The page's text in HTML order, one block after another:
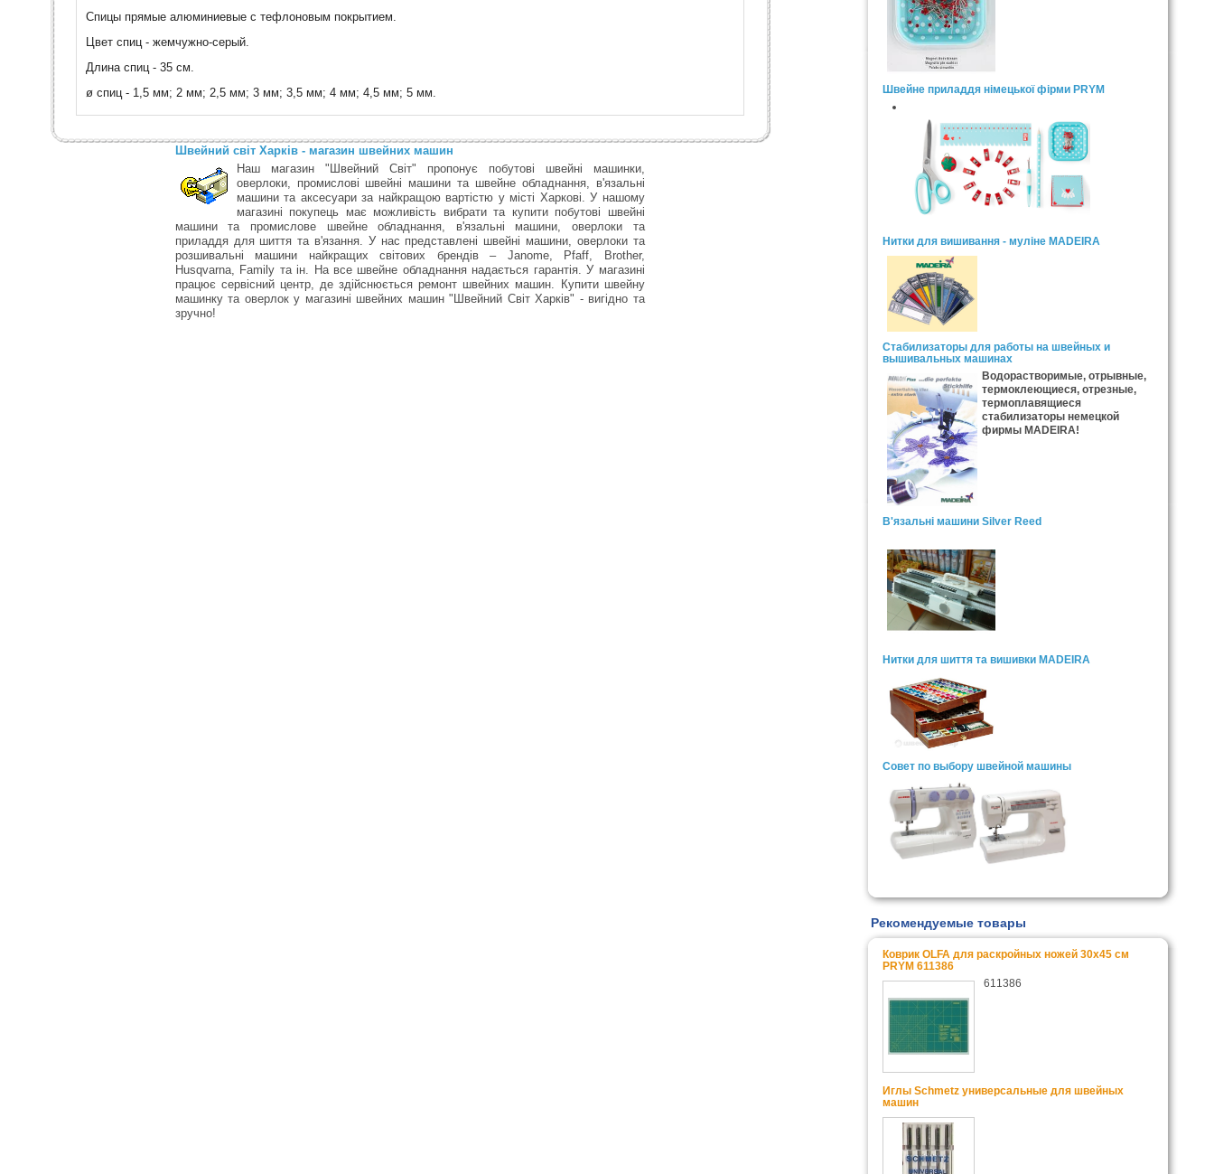
Спицы прямые алюминиевые с тефлоновым покрытием.
Цвет спиц - жемчужно-серый.
Длина спиц - 35 см.
ø спиц - 1,5 мм; 2 мм; 2,5 мм; 3 мм; 3,5 мм; 4 мм; 4,5 мм; 5 мм.
Швейний світ Харків - магазин швейних машин
Наш магазин "Швейний Світ" пропонує побутові швейні машинки,
оверлоки, промислові швейні машини та швейне обладнання, в'язальні
машини та аксесуари за найкращою вартістю у місті Харкові. У нашому
магазині покупець має можливість вибрати та купити побутові швейні
машини та промислове швейне обладнання, в'язальні машини, оверлоки та
приладдя для шиття та в'язання. У нас представлені швейні машини, оверлоки та
розшивальні машини найкращих світових брендів – Janome, Pfaff, Brother,
Husqvarna, Family та ін. На все швейне обладнання надається гарантія. У магазині
працює сервісний центр, де здійснюється ремонт швейних машин. Купити швейну
машинку та оверлок у магазині швейних машин "Швейний Світ Харків" - вигідно та
зручно!
Швейне приладдя німецької фірми PRYM
Нитки для вишивання - муліне MADEIRA
Стабилизаторы для работы на швейных и
вышивальных машинах
Водорастворимые, отрывные,
термоклеющиеся, отрезные,
термоплавящиеся
стабилизаторы немецкой
фирмы MADEIRA!
В'язальні машини Silver Reed
Нитки для шиття та вишивки MADEIRA
Совет по выбору швейной машины
Рекомендуемые товары
Коврик OLFA для раскройных ножей 30x45 см
PRYM 611386
611386
Иглы Schmetz универсальные для швейных
машин